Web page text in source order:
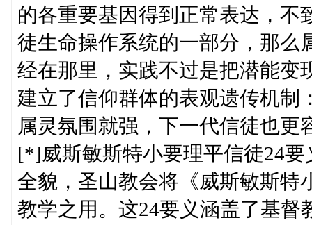
的各重要基因得到正常表达，不
徒生命操作系统的一部分，那
经在那里，实践不过是把潜能变
建立了信仰群体的表观遗传机制
属灵氛围就强，下一代信徒也更
[*]威斯敏斯特小要理平信徒24
全貌，圣山教会将《威斯敏斯特
教学之用。这24要义涵盖了基督